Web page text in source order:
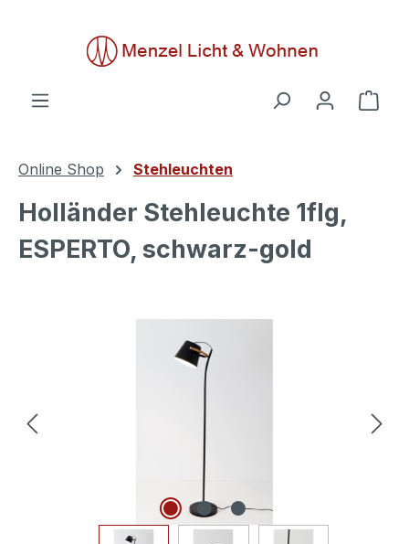
Online Shop Stehleuchten
Holländer Stehleuchte 1flg,
ESPERTO, schwarz-gold